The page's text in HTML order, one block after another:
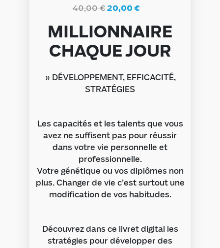
40,00€20,00€
MILLIONNAIRE
CHAQUE JOUR
» DÉVELOPPEMENT, EFFICACITÉ,
STRATÉGIES
Les capacités et les talents que vous
avez ne suffisent pas pour réussir
dans votre vie personnelle et
professionnelle.
Votre génétique ou vos diplômes non
plus. Changer de vie c’est surtout une
modification de vos habitudes.
Découvrez dans ce livret digital les
stratégies pour développer des